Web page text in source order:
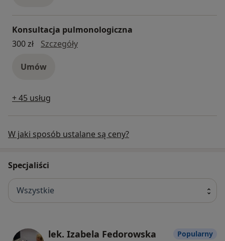
Konsultacja pulmonologiczna
300 zł
SzczegółyKonsultacja pulmonologiczna
Umów
+ 45 usług
W jaki sposób ustalane są ceny?
Specjaliści
Wszystkie
lek. Izabela Fedorowska Popularny